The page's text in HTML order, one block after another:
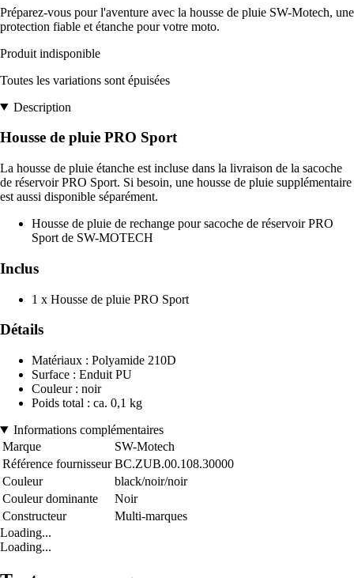
Préparez-vous pour l'aventure avec la housse de pluie SW-Motech, une
protection fiable et étanche pour votre moto.
Produit indisponible
Toutes les variations sont épuisées
Description
Housse de pluie PRO Sport
La housse de pluie étanche est incluse dans la livraison de la sacoche
de réservoir PRO Sport. Si besoin, une housse de pluie supplémentaire
est aussi disponible séparément.
Housse de pluie de rechange pour sacoche de réservoir PRO
Sport de SW-MOTECH
Inclus
1 x Housse de pluie PRO Sport
Détails
Matériaux : Polyamide 210D
Surface : Enduit PU
Couleur : noir
Poids total : ca. 0,1 kg
Informations complémentaires
Marque
SW-Motech
Référence fournisseur BC.ZUB.00.108.30000
Couleur
black/noir/noir
Couleur dominante
Noir
Constructeur
Multi-marques
Loading...
Loading...